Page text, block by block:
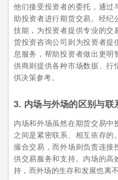
他们接受投资者的委托，通过
助投资者进行期货交易。经纪
技能，为投资者提供专业的交
货投资咨询公司则为投资者提
息服务，帮助投资者做出更明
供商则提供各种市场数据、行
供决策参考。
3. 内场与外场的区别与联
内场和外场虽然在期货交易
之间是紧密联系、相互依存
撮合交易，而外场则负责连接
供交易服务和支持。内场的高
持，而外场的生存和发展也离